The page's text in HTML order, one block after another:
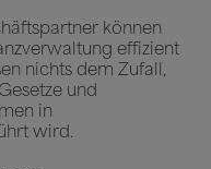
können
effizient
nichts dem Zufall,
und
in
wird.